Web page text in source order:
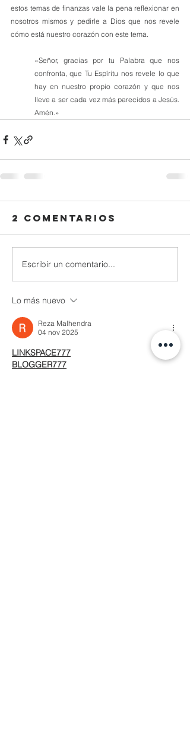
estos temas de finanzas vale la pena reflexionar en
nosotros mismos y pedirle a Dios que nos revele
cómo está nuestro corazón con este tema.
«Señor, gracias por tu Palabra que nos
confronta, que Tu Espíritu nos revele lo que
hay en nuestro propio corazón y que nos
lleve a ser cada vez más parecidos a Jesús.
Amén.»
2 comentarios
Escribir un comentario...
Lo más nuevo
Reza Malhendra
04 nov 2025
LINKSPACE777
BLOGGER777